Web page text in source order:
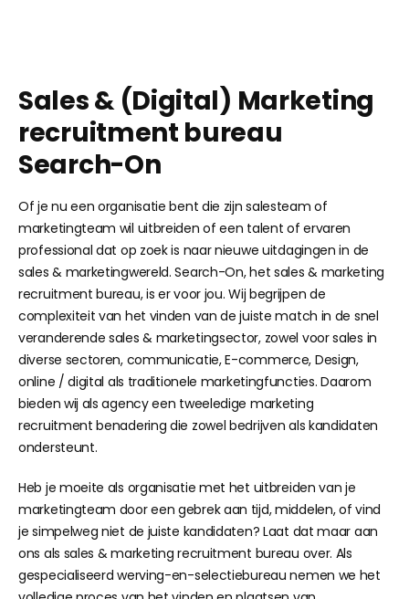
Sales & (Digital) Marketing
recruitment bureau
Search-On
Of je nu een organisatie bent die zijn salesteam of
marketingteam wil uitbreiden of een talent of ervaren
professional dat op zoek is naar nieuwe uitdagingen in de
sales & marketingwereld. Search-On, het sales & marketing
recruitment bureau, is er voor jou. Wij begrijpen de
complexiteit van het vinden van de juiste match in de snel
veranderende sales & marketingsector, zowel voor sales in
diverse sectoren, communicatie, E-commerce, Design,
online / digital als traditionele marketingfuncties. Daarom
bieden wij als agency een tweeledige marketing
recruitment benadering die zowel bedrijven als kandidaten
ondersteunt.
Heb je moeite als organisatie met het uitbreiden van je
marketingteam door een gebrek aan tijd, middelen, of vind
je simpelweg niet de juiste kandidaten? Laat dat maar aan
ons als sales & marketing recruitment bureau over. Als
gespecialiseerd werving-en-selectiebureau nemen we het